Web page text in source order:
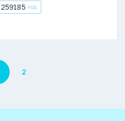
259185
259185 КОД
2